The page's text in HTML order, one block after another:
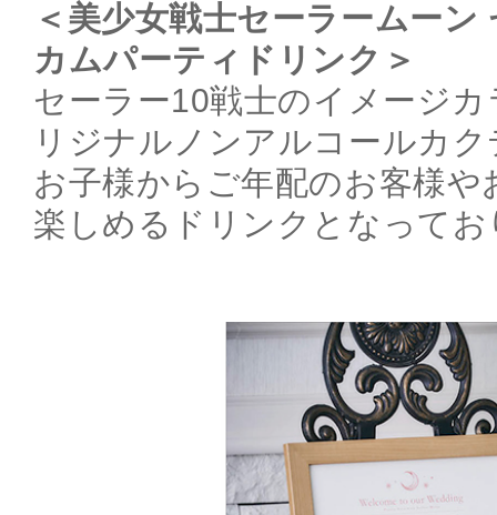
＜美少女戦士セーラームー
カムパーティドリンク＞
セーラー10戦士のイメージ
リジナルノンアルコールカ
お子様からご年配のお客様
楽しめるドリンクとなってお